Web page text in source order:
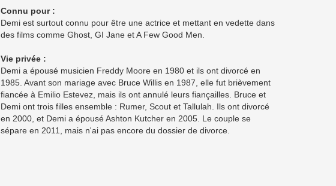
Connu pour :
Demi est surtout connu pour être une actrice et mettant en vedette dans
des films comme Ghost, GI Jane et A Few Good Men.
Vie privée :
Demi a épousé musicien Freddy Moore en 1980 et ils ont divorcé en
1985. Avant son mariage avec Bruce Willis en 1987, elle fut brièvement
fiancée à Emilio Estevez, mais ils ont annulé leurs fiançailles. Bruce et
Demi ont trois filles ensemble : Rumer, Scout et Tallulah. Ils ont divorcé
en 2000, et Demi a épousé Ashton Kutcher en 2005. Le couple se
sépare en 2011, mais n'ai pas encore du dossier de divorce.